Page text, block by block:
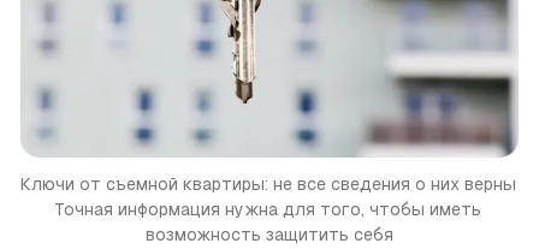
Ключи от съемной квартиры: не все сведения о них верны
Точная информация нужна для того, чтобы иметь
возможность защитить себя